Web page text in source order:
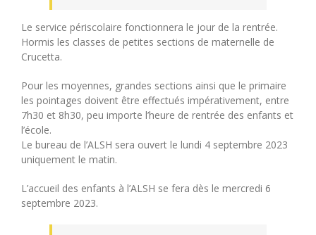
Le service périscolaire fonctionnera le jour de la rentrée.
Hormis les classes de petites sections de maternelle de
Crucetta.
Pour les moyennes, grandes sections ainsi que le primaire
les pointages doivent être effectués impérativement, entre
7h30 et 8h30, peu importe l’heure de rentrée des enfants et
l’école.
Le bureau de l’ALSH sera ouvert le lundi 4 septembre 2023
uniquement le matin.
L’accueil des enfants à l’ALSH se fera dès le mercredi 6
septembre 2023.